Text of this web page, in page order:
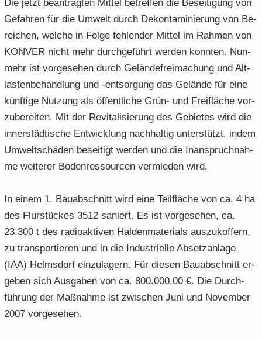
Die jetzt be­an­trag­ten Mit­tel be­tref­fen die Be­sei­ti­gung von
Ge­fah­ren für die Um­welt durch De­kon­ta­mi­nie­rung von Be­
rei­chen, wel­che in Folge feh­len­der Mit­tel im Rah­men von
KON­VER nicht mehr durch­ge­führt wer­den konn­ten. Nun­
mehr ist vor­ge­se­hen durch Ge­län­de­frei­ma­chung und Alt­
las­ten­be­hand­lung und -​entsorgung das Ge­län­de für eine
künf­ti­ge Nut­zung als öf­fent­li­che Grün- und Frei­flä­che vor­
zu­be­rei­ten. Mit der Re­vi­ta­li­sie­rung des Ge­bie­tes wird die
in­ner­städ­ti­sche Ent­wick­lung nach­hal­tig un­ter­stützt, indem
Um­welt­schä­den be­sei­tigt wer­den und die In­an­spruch­nah­
me wei­te­rer Bo­den­res­sour­cen ver­mie­den wird.
In einem 1. Bau­ab­schnitt wird eine Teil­flä­che von ca. 4 ha
des Flur­stü­ckes 3512 sa­niert. Es ist vor­ge­se­hen, ca.
23.300 t des ra­dio­ak­ti­ven Hal­den­ma­te­ri­als aus­zu­kof­fern,
zu trans­por­tie­ren und in die In­dus­tri­el­le Ab­setz­an­la­ge
(IAA) Helms­dorf ein­zu­la­gern. Für die­sen Bau­ab­schnitt er­
ge­ben sich Aus­ga­ben von ca. 800.000,00 €. Die Durch­
füh­rung der Maß­nah­me ist zwi­schen Juni und No­vem­ber
2007 vor­ge­se­hen.